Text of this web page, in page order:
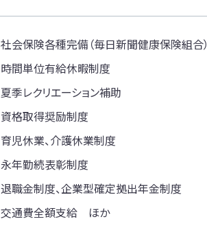
社会保険各種完備（毎日新聞健康保険組合）
時間単位有給休暇制度
夏季レクリエーション補助
資格取得奨励制度
育児休業、介護休業制度
永年勤続表彰制度
退職金制度、企業型確定拠出年金制度
交通費全額支給 ほか